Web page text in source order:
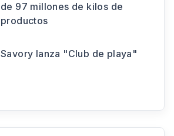
de 97 millones de kilos de
productos
Savory lanza "Club de playa"